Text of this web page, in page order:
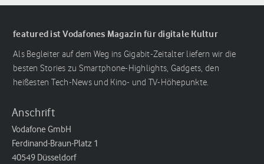
featured ist Vodafones Magazin für digitale Kultur
Als Begleiter auf dem Weg ins Gigabit-Zeitalter liefern wir die
besten Stories zu Smartphone-Highlights, Gadgets, den
heißesten Tech-News und Kino- und TV-Höhepunkte.
Anschrift
Vodafone GmbH
Ferdinand-Braun-Platz 1
40549 Düsseldorf